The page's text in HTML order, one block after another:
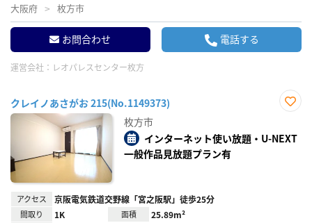
大阪府 枚方市
お問合わせ 電話する
運営会社： レオパレスセンター枚方
クレイノあさがお 215(No.1149373)
り登
録
枚方市
インターネット使い放題・U-NEXT
一般作品見放題プラン有
アクセス 京阪電気鉄道交野線「宮之阪駅」徒歩25分
間取り 1K 面積 25.89m²